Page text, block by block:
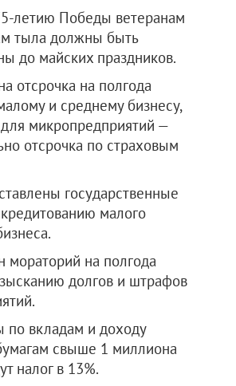
летию Победы ветеранам
тыла должны быть
до майских праздников.
отсрочка на полгода
и среднему бизнесу,
микропредприятий —
отсрочка по страховым
государственные
малого
мораторий на полгода
долгов и штрафов
по вкладам и доходу
свыше 1 миллиона
налог в 13%.